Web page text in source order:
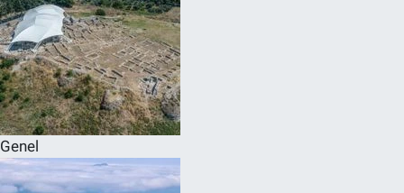
Genel